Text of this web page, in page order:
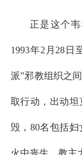
正是这个
1993年2月28日
派”邪教组织之
取行动，出动
毁，80名包括
火中丧生，教主